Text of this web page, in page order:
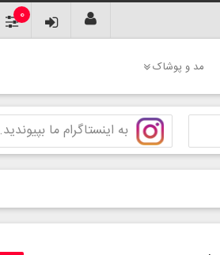
0
مد و پوشاک
به اینستاگرام ما بپیوندید.